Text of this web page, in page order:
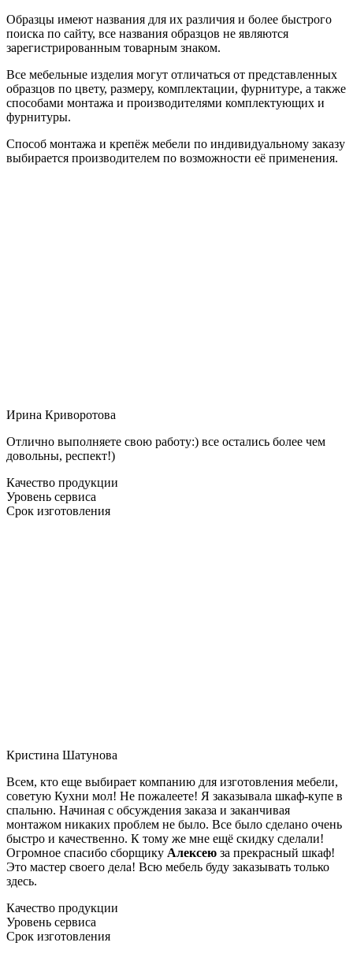
Образцы имеют названия для их различия и более быстрого
поиска по сайту, все названия образцов не являются
зарегистрированным товарным знаком.
Все мебельные изделия могут отличаться от представленных
образцов по цвету, размеру, комплектации, фурнитуре, а также
способами монтажа и производителями комплектующих и
фурнитуры.
Способ монтажа и крепёж мебели по индивидуальному заказу
выбирается производителем по возможности её применения.
Ирина Криворотова
Отлично выполняете свою работу:) все остались более чем
довольны, респект!)
Качество продукции
Уровень сервиса
Срок изготовления
Кристина Шатунова
Всем, кто еще выбирает компанию для изготовления мебели,
советую Кухни мол! Не пожалеете! Я заказывала шкаф-купе в
спальню. Начиная с обсуждения заказа и заканчивая
монтажом никаких проблем не было. Все было сделано очень
быстро и качественно. К тому же мне ещё скидку сделали!
Огромное спасибо сборщику Алексею за прекрасный шкаф!
Это мастер своего дела! Всю мебель буду заказывать только
здесь.
Качество продукции
Уровень сервиса
Срок изготовления